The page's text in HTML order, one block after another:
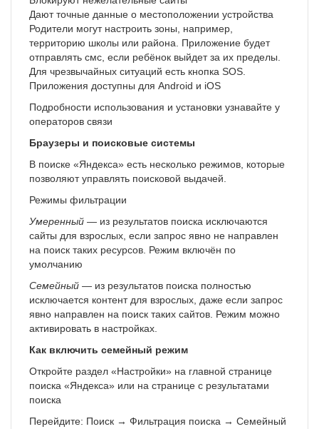
Дают точные данные о местоположении устройства
Родители могут настроить зоны, например,
территорию школы или района. Приложение будет
отправлять смс, если ребёнок выйдет за их пределы.
Для чрезвычайных ситуаций есть кнопка SOS.
Приложения доступны для Android и iOS
Подробности использования и установки узнавайте у
операторов связи
Браузеры и поисковые системы
В поиске «Яндекса» есть несколько режимов, которые
позволяют управлять поисковой выдачей.
Режимы фильтрации
Умеренный — из результатов поиска исключаются
сайты для взрослых, если запрос явно не направлен
на поиск таких ресурсов. Режим включён по
умолчанию
Семейный — из результатов поиска полностью
исключается контент для взрослых, даже если запрос
явно направлен на поиск таких сайтов. Режим можно
активировать в настройках.
Как включить семейный режим
Откройте раздел «Настройки» на главной странице
поиска «Яндекса» или на странице с результатами
поиска
Перейдите: Поиск → Фильтрация поиска → Семейный